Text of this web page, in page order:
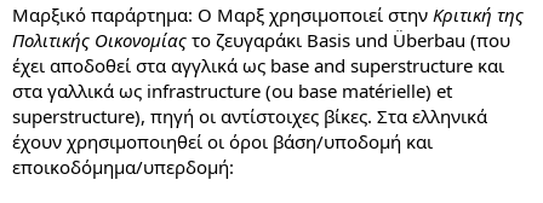
Μαρξικό παράρτημα: Ο Μαρξ χρησιμοποιεί στην Κριτική της
Πολιτικής Οικονομίας το ζευγαράκι Basis und Überbau (που
έχει αποδοθεί στα αγγλικά ως base and superstructure και
στα γαλλικά ως infrastructure (ou base matérielle) et
superstructure), πηγή οι αντίστοιχες βίκες. Στα ελληνικά
έχουν χρησιμοποιηθεί οι όροι βάση/υποδομή και
εποικοδόμημα/υπερδομή: